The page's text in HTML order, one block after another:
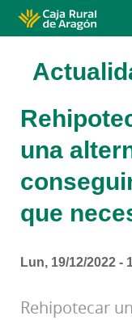
una
que
Lun, 19/12/2022 -
Rehipotecar